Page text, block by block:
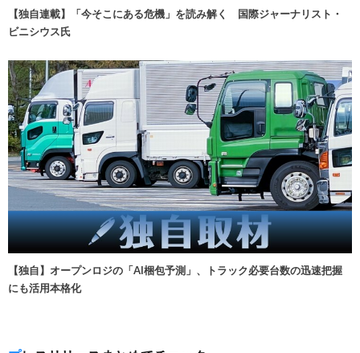
【独自連載】「今そこにある危機」を読み解く 国際ジャーナリスト・
ビニシウス氏
【独自】オープンロジの「AI梱包予測」、トラック必要台数の迅速把握
にも活用本格化